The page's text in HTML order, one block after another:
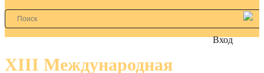
Вход
XIII Международная